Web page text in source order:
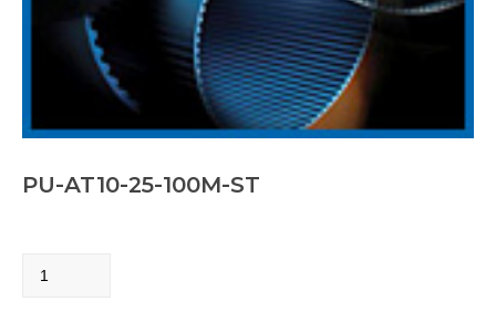
PU-AT10-25-100M-ST
PU-